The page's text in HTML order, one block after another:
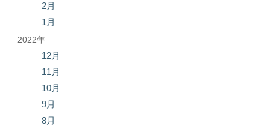
2月
1月
2022年
12月
11月
10月
9月
8月